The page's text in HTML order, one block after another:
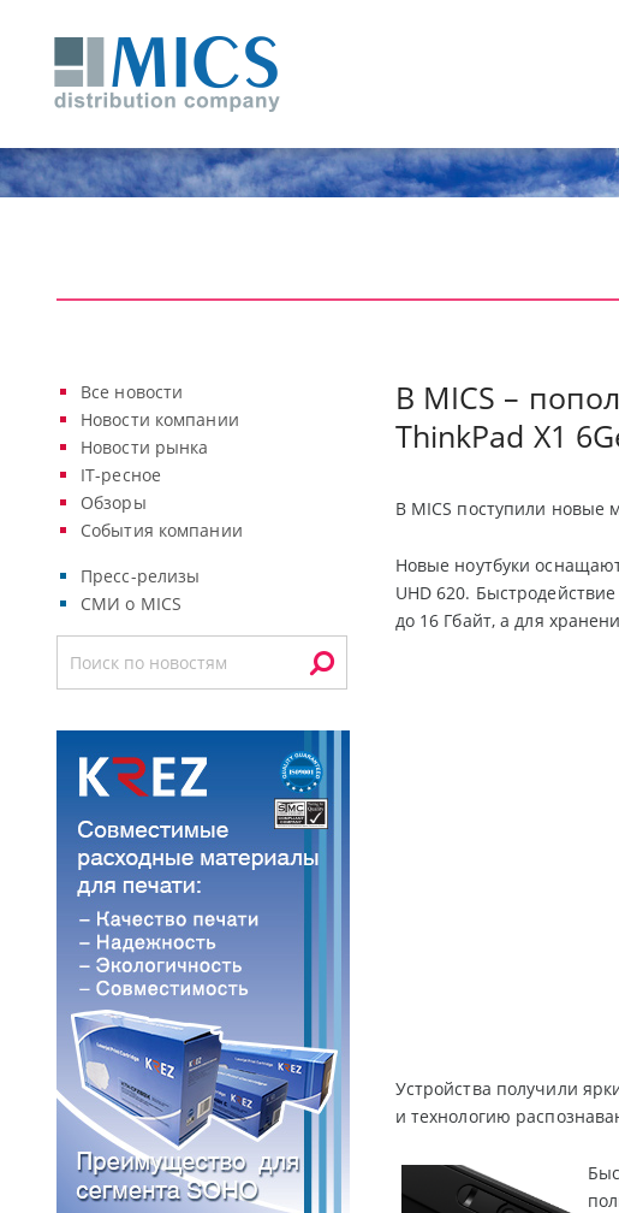
Все новости
Новости компании
Новости рынка
IT-ресное
Обзоры
События компании
Пресс-релизы
СМИ о MICS
В MICS –
ThinkPad X1
В MICS поступили новые
Новые ноутбуки
UHD 620.
до 16 Гбайт, а для
Устройства получили
и технологию